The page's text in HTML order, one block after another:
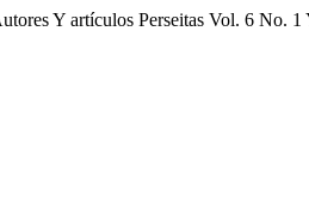
Y artículos Perseitas Vol. 6 No. 1